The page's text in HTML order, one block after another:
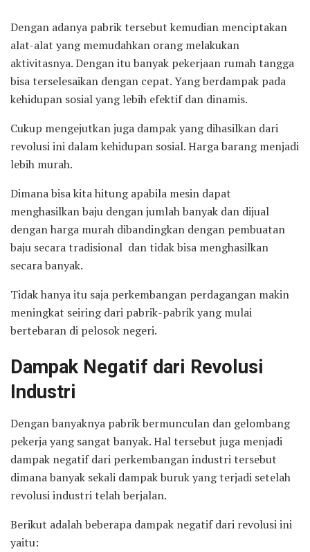
Dengan adanya pabrik tersebut kemudian menciptakan
alat-alat yang memudahkan orang melakukan
aktivitasnya. Dengan itu banyak pekerjaan rumah tangga
bisa terselesaikan dengan cepat. Yang berdampak pada
kehidupan sosial yang lebih efektif dan dinamis.
Cukup mengejutkan juga dampak yang dihasilkan dari
revolusi ini dalam kehidupan sosial. Harga barang menjadi
lebih murah.
Dimana bisa kita hitung apabila mesin dapat
menghasilkan baju dengan jumlah banyak dan dijual
dengan harga murah dibandingkan dengan pembuatan
baju secara tradisional dan tidak bisa menghasilkan
secara banyak.
Tidak hanya itu saja perkembangan perdagangan makin
meningkat seiring dari pabrik-pabrik yang mulai
bertebaran di pelosok negeri.
Dampak Negatif dari Revolusi
Industri
Dengan banyaknya pabrik bermunculan dan gelombang
pekerja yang sangat banyak. Hal tersebut juga menjadi
dampak negatif dari perkembangan industri tersebut
dimana banyak sekali dampak buruk yang terjadi setelah
revolusi industri telah berjalan.
Berikut adalah beberapa dampak negatif dari revolusi ini
yaitu: